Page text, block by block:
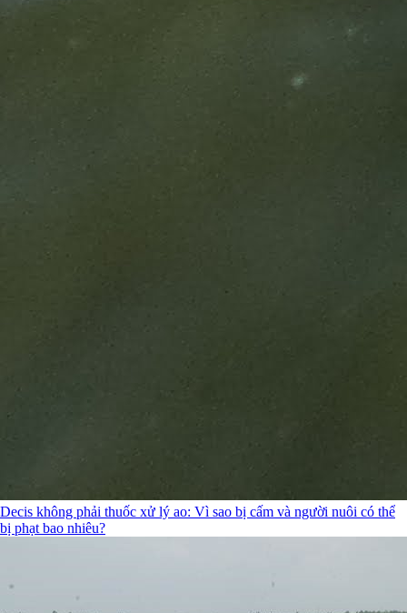
Decis không phải thuốc xử lý ao: Vì sao bị cấm và người nuôi có thể
bị phạt bao nhiêu?